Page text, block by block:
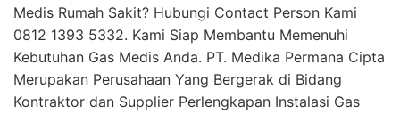
Medis Rumah Sakit? Hubungi Contact Person Kami
0812 1393 5332. Kami Siap Membantu Memenuhi
Kebutuhan Gas Medis Anda. PT. Medika Permana Cipta
Merupakan Perusahaan Yang Bergerak di Bidang
Kontraktor dan Supplier Perlengkapan Instalasi Gas